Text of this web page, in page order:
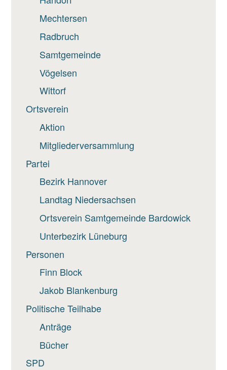
Mechtersen
Radbruch
Samtgemeinde
Vögelsen
Wittorf
Ortsverein
Aktion
Mitgliederversammlung
Partei
Bezirk Hannover
Landtag Niedersachsen
Ortsverein Samtgemeinde Bardowick
Unterbezirk Lüneburg
Personen
Finn Block
Jakob Blankenburg
Politische Teilhabe
Anträge
Bücher
SPD